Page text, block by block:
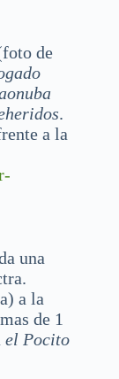
de
.
a la
una
a la
de 1
el Pocito